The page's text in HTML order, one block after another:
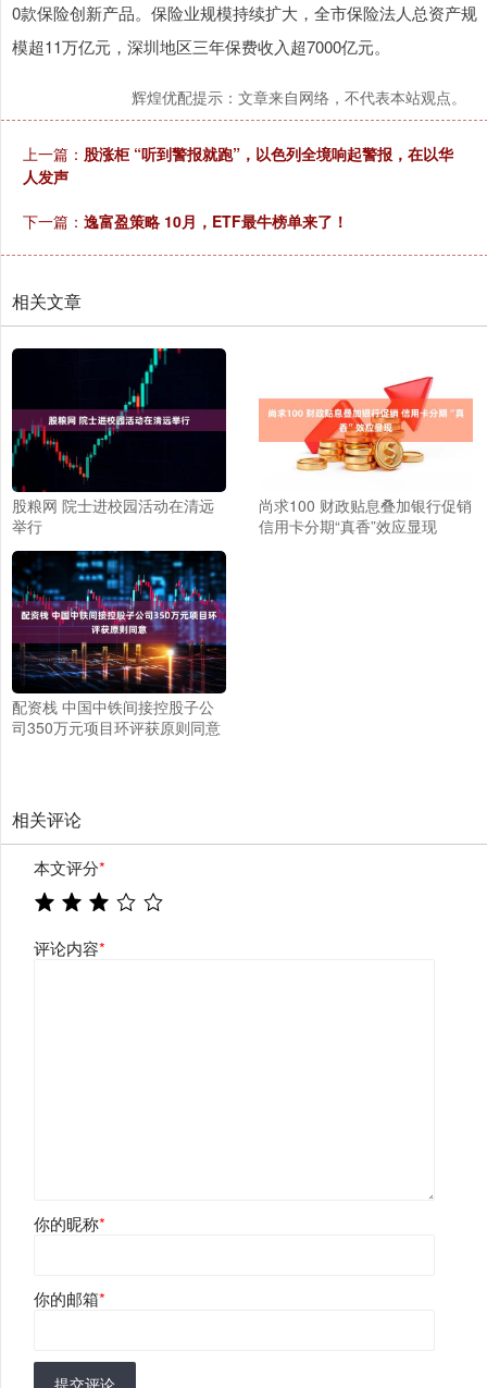
0款保险创新产品。保险业规模持续扩大，全市保险法人总资产规
模超11万亿元，深圳地区三年保费收入超7000亿元。
辉煌优配提示：文章来自网络，不代表本站观点。
上一篇： 股涨柜 “听到警报就跑”，以色列全境响起警报，在以华
人发声
下一篇： 逸富盈策略 10月，ETF最牛榜单来了！
相关文章
股粮网 院士进校园活动在清远
举行
尚求100 财政贴息叠加银行促销
信用卡分期“真香”效应显现
配资栈 中国中铁间接控股子公
司350万元项目环评获原则同意
相关评论
本文评分*
评论内容*
你的昵称*
你的邮箱*